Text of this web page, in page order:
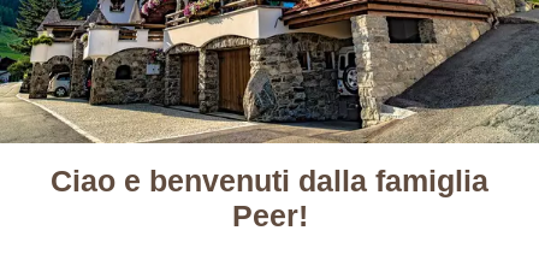
Ciao e benvenuti dalla famiglia
Peer!